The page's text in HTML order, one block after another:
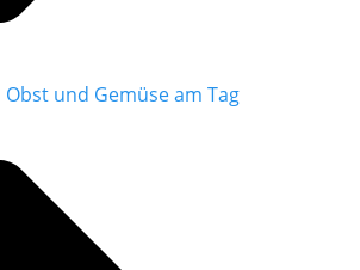
und Gemüse am Tag